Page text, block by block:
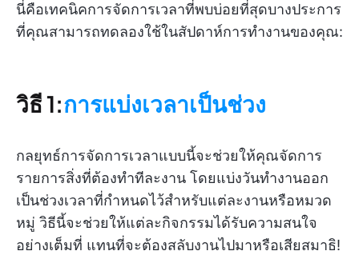
นี่คือเทคนิคการจัดการเวลาที่พบบ่อยที่สุดบางประการ
ที่คุณสามารถทดลองใช้ในสัปดาห์การทำงานของคุณ:
วิธี 1:การแบ่งเวลาเป็นช่วง
กลยุทธ์การจัดการเวลาแบบนี้จะช่วยให้คุณจัดการ
รายการสิ่งที่ต้องทำทีละงาน โดยแบ่งวันทำงานออก
เป็นช่วงเวลาที่กำหนดไว้สำหรับแต่ละงานหรือหมวด
หมู่ วิธีนี้จะช่วยให้แต่ละกิจกรรมได้รับความสนใจ
อย่างเต็มที่ แทนที่จะต้องสลับงานไปมาหรือเสียสมาธิ!